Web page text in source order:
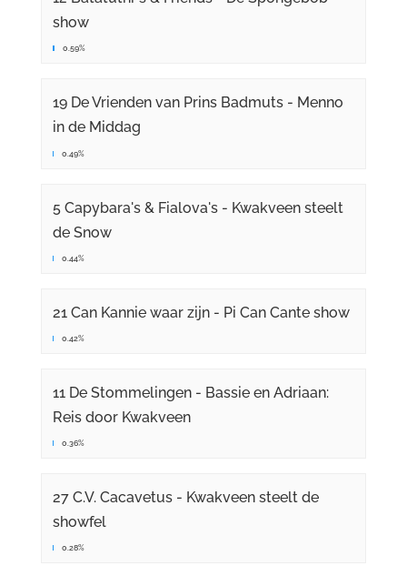
show
0.59%
19 De Vrienden van Prins Badmuts - Menno
in de Middag
0.49%
5 Capybara's & Fialova's - Kwakveen steelt
de Snow
0.44%
21 Can Kannie waar zijn - Pi Can Cante show
0.42%
11 De Stommelingen - Bassie en Adriaan:
Reis door Kwakveen
0.36%
27 C.V. Cacavetus - Kwakveen steelt de
showfel
0.28%